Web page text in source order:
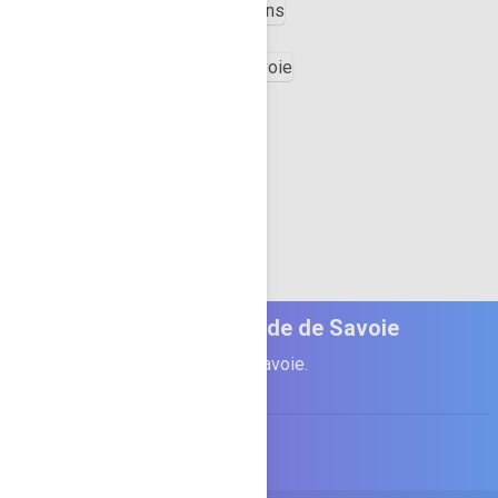
Infos Guide de Savoie
Informations pour séjourner en Savoie.